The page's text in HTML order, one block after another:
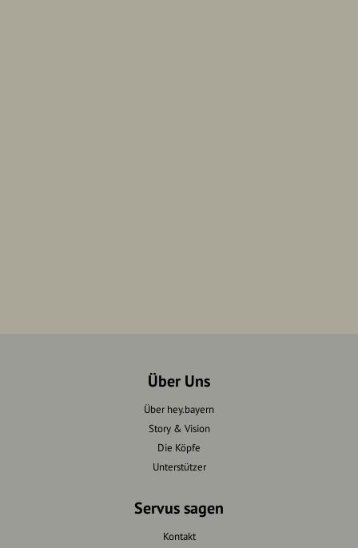
Über Uns
Über hey.bayern
Story & Vision
Die Köpfe
Unterstützer
Servus sagen
Kontakt